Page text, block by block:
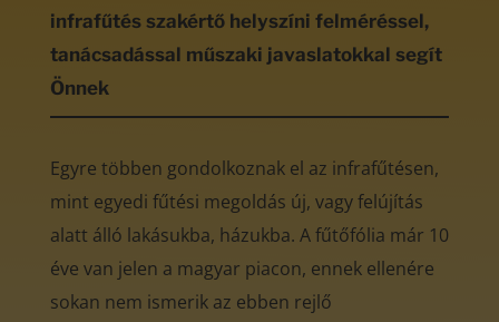
infrafűtés szakértő helyszíni felméréssel,
tanácsadással műszaki javaslatokkal segít
Önnek
Egyre többen gondolkoznak el az infrafűtésen,
mint egyedi fűtési megoldás új, vagy felújítás
alatt álló lakásukba, házukba. A fűtőfólia már 10
éve van jelen a magyar piacon, ennek ellenére
sokan nem ismerik az ebben rejlő